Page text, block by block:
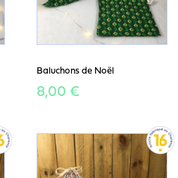
Baluchons de Noël
8,00 €